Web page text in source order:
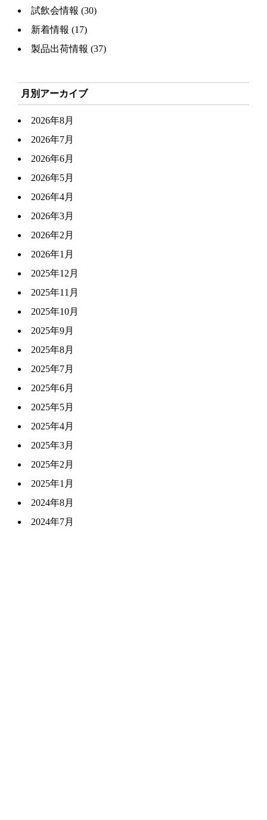
試飲会情報 (30)
新着情報 (17)
製品出荷情報 (37)
月別アーカイブ
2026年8月
2026年7月
2026年6月
2026年5月
2026年4月
2026年3月
2026年2月
2026年1月
2025年12月
2025年11月
2025年10月
2025年9月
2025年8月
2025年7月
2025年6月
2025年5月
2025年4月
2025年3月
2025年2月
2025年1月
2024年8月
2024年7月